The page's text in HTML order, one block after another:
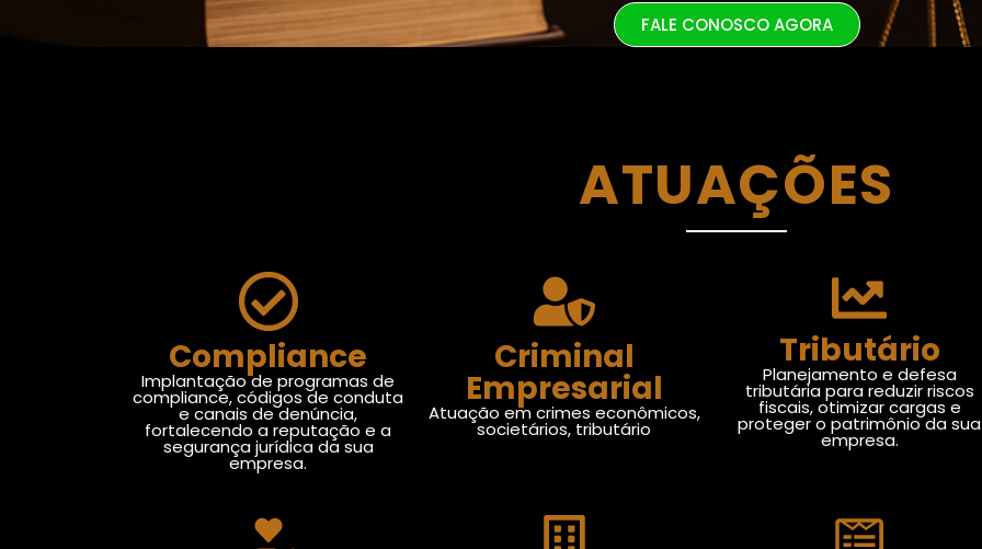
FALE CONOSCO AGORA
ATUAÇÕES
Compliance
Implantação de programas de
compliance, códigos de conduta
e canais de denúncia,
fortalecendo a reputação e a
segurança jurídica da sua
empresa.
Criminal
Empresarial
Atuação em crimes econômicos,
societários, tributário
Tributário
Planejamento e defesa
tributária para reduzir riscos
fiscais, otimizar cargas e
proteger o patrimônio da sua
empresa.